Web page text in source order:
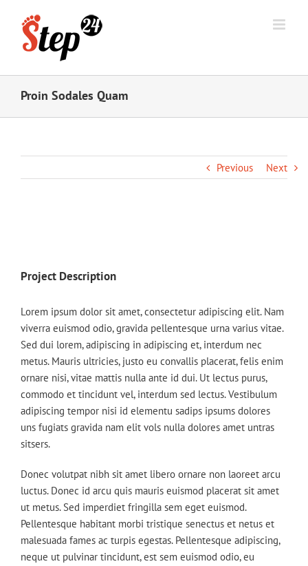
Proin Sodales Quam
Previous Next
Project Description
Lorem ipsum dolor sit amet, consectetur adipiscing elit. Nam
viverra euismod odio, gravida pellentesque urna varius vitae.
Sed dui lorem, adipiscing in adipiscing et, interdum nec
metus. Mauris ultricies, justo eu convallis placerat, felis enim
ornare nisi, vitae mattis nulla ante id dui. Ut lectus purus,
commodo et tincidunt vel, interdum sed lectus. Vestibulum
adipiscing tempor nisi id elementu sadips ipsums dolores
uns fugiats gravida nam elit vols nulla dolores amet untras
sitsers.
Donec volutpat nibh sit amet libero ornare non laoreet arcu
luctus. Donec id arcu quis mauris euismod placerat sit amet
ut metus. Sed imperdiet fringilla sem eget euismod.
Pellentesque habitant morbi tristique senectus et netus et
malesuada fames ac turpis egestas. Pellentesque adipiscing,
neque ut pulvinar tincidunt, est sem euismod odio, eu